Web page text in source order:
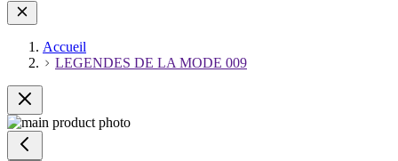
Accueil
LEGENDES DE LA MODE 009